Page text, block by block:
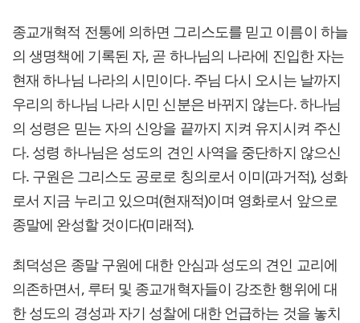
종교개혁적 전통에 의하면 그리스도를 믿고 이름이 하늘
의 생명책에 기록된 자, 곧 하나님의 나라에 진입한 자는
현재 하나님 나라의 시민이다. 주님 다시 오시는 날까지
우리의 하나님 나라 시민 신분은 바뀌지 않는다. 하나님
의 성령은 믿는 자의 신앙을 끝까지 지켜 유지시켜 주신
다. 성령 하나님은 성도의 견인 사역을 중단하지 않으신
다. 구원은 그리스도 공로로 칭의로서 이미(과거적), 성화
로서 지금 누리고 있으며(현재적)이며 영화로서 앞으로
종말에 완성할 것이다(미래적).
최덕성은 종말 구원에 대한 안심과 성도의 견인 교리에
의존하면서, 루터 및 종교개혁자들이 강조한 행위에 대
한 성도의 경성과 자기 성찰에 대한 언급하는 것을 놓치